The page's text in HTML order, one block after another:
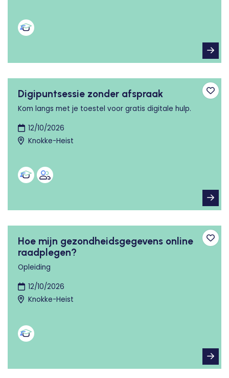
Digipuntsessie zonder afspraak
Kom langs met je toestel voor gratis digitale hulp.
12/10/2026
Knokke-Heist
Hoe mijn gezondheidsgegevens online
raadplegen?
Opleiding
12/10/2026
Knokke-Heist